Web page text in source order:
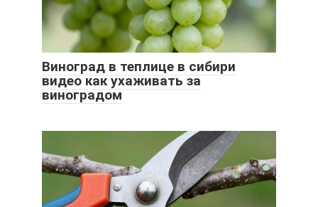
Виноград в теплице в сибири
видео как ухаживать за
виноградом